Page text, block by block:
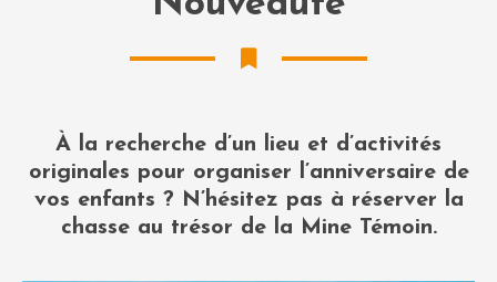
À la recherche d’un lieu et d’activités
originales pour organiser l’anniversaire de
vos enfants ? N’hésitez pas à réserver la
chasse au trésor de la Mine Témoin.